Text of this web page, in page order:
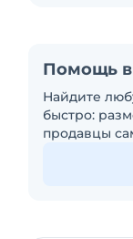
Помощь в
Найдите
быстро:
продавцы